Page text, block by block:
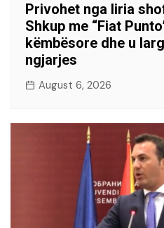
Privohet nga liria
Shkup me “Fiat
këmbësore dhe u
ngjarjes
August 6, 2026